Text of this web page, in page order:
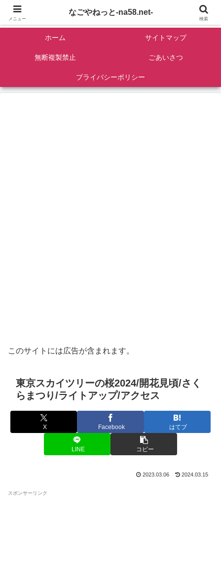
名古屋を中心に全国観光名所紹介/バンコンDIY/ゴロマル・よっちゃん夫婦のド
ホーム サイトマップ
無断複製禁止 ごあいさつ
プライバシーポリシー
このサイトには広告が含まれます。
東京スカイツリーの桜2024/開花見頃/さく
らまつり/ライトアップ/アクセス
X Facebook はてブ
LINE コピー
2023.03.06 2024.03.15
スポンサーリンク
メニュー
なごやねっと-na58.net-
検索